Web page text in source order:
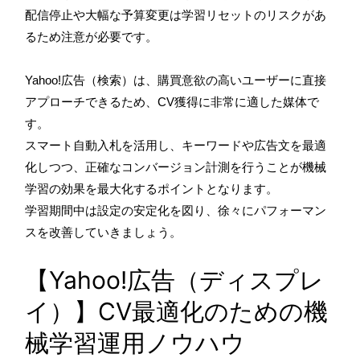
配信停止や大幅な予算変更は学習リセットのリスクがあ
るため注意が必要です。
Yahoo!広告（検索）は、購買意欲の高いユーザーに直接
アプローチできるため、CV獲得に非常に適した媒体で
す。
スマート自動入札を活用し、キーワードや広告文を最適
化しつつ、正確なコンバージョン計測を行うことが機械
学習の効果を最大化するポイントとなります。
学習期間中は設定の安定化を図り、徐々にパフォーマン
スを改善していきましょう。
【Yahoo!広告（ディスプレ
イ）】CV最適化のための機
械学習運用ノウハウ